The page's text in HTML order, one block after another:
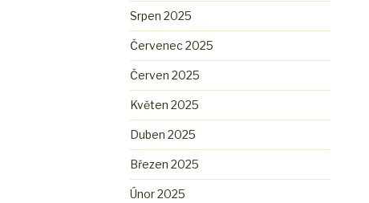
Srpen 2025
Červenec 2025
Červen 2025
Květen 2025
Duben 2025
Březen 2025
Únor 2025